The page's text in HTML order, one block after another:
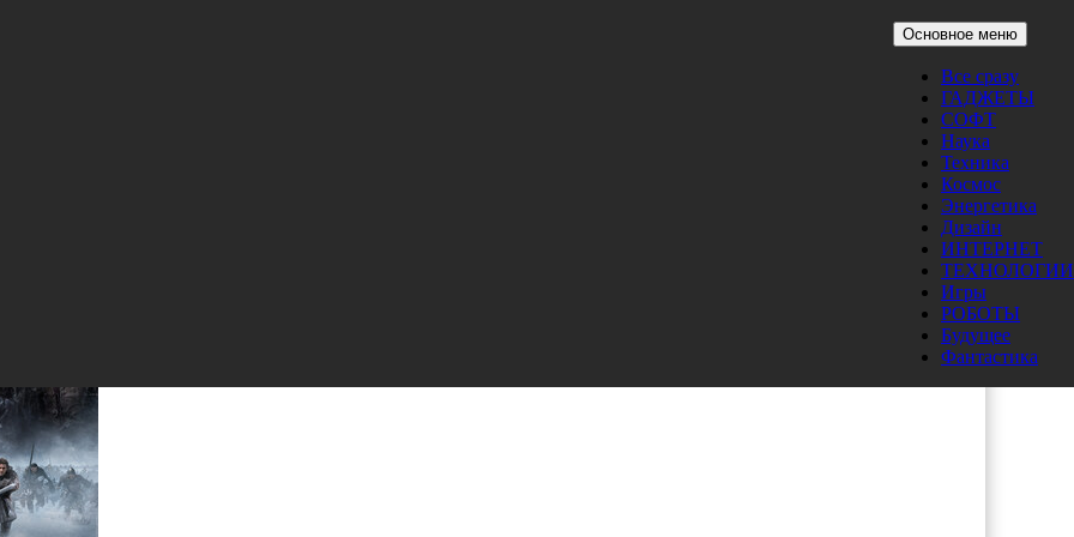
Основное меню
Все сразу
ГАДЖЕТЫ
СОФТ
Наука
Техника
Космос
Энергетика
Дизайн
ИНТЕРНЕТ
ТЕХНОЛОГИИ
Игры
РОБОТЫ
Будущее
Фантастика